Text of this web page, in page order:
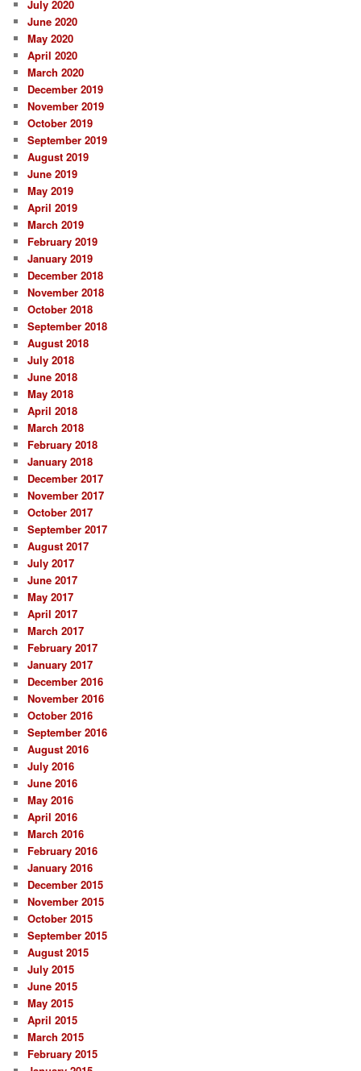
July 2020
June 2020
May 2020
April 2020
March 2020
December 2019
November 2019
October 2019
September 2019
August 2019
June 2019
May 2019
April 2019
March 2019
February 2019
January 2019
December 2018
November 2018
October 2018
September 2018
August 2018
July 2018
June 2018
May 2018
April 2018
March 2018
February 2018
January 2018
December 2017
November 2017
October 2017
September 2017
August 2017
July 2017
June 2017
May 2017
April 2017
March 2017
February 2017
January 2017
December 2016
November 2016
October 2016
September 2016
August 2016
July 2016
June 2016
May 2016
April 2016
March 2016
February 2016
January 2016
December 2015
November 2015
October 2015
September 2015
August 2015
July 2015
June 2015
May 2015
April 2015
March 2015
February 2015